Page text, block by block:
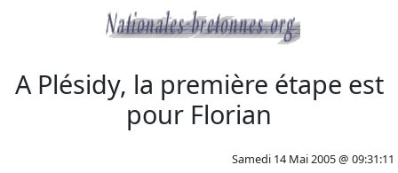
A Plésidy, la première étape est
pour Florian
Samedi 14 Mai 2005 @ 09:31:11